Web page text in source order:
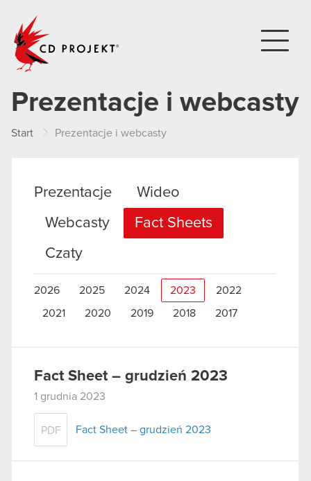
Prezentacje i webcasty
Start Prezentacje i webcasty
Prezentacje
Wideo
Webcasty
Fact Sheets
Czaty
2026 2025 2024 2023 2022
2021 2020 2019 2018 2017
Fact Sheet – grudzień 2023
1 grudnia 2023
PDF Fact Sheet – grudzień 2023